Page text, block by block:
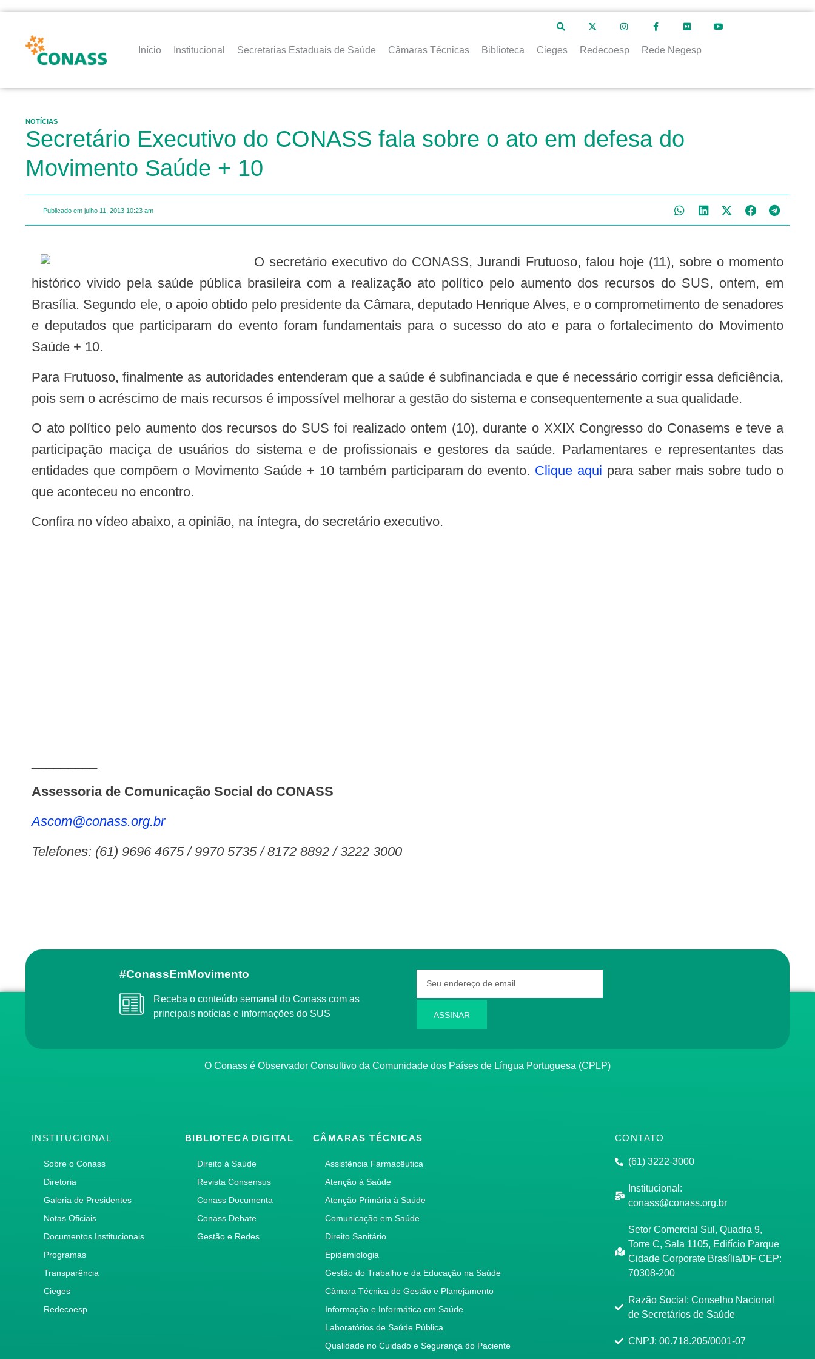
Início Institucional Secretarias Estaduais de Saúde Câmaras Técnicas Biblioteca Cieges Redecoesp Rede Negesp
NOTÍCIAS
Secretário Executivo do CONASS fala sobre o ato em defesa do
Movimento Saúde + 10
Publicado em julho 11, 2013 10:23 am
O secretário executivo do CONASS, Jurandi Frutuoso, falou hoje (11), sobre o momento
histórico vivido pela saúde pública brasileira com a realização ato político pelo aumento dos recursos do SUS, ontem, em
Brasília. Segundo ele, o apoio obtido pelo presidente da Câmara, deputado Henrique Alves, e o comprometimento de senadores
e deputados que participaram do evento foram fundamentais para o sucesso do ato e para o fortalecimento do Movimento
Saúde + 10.
Para Frutuoso, finalmente as autoridades entenderam que a saúde é subfinanciada e que é necessário corrigir essa deficiência,
pois sem o acréscimo de mais recursos é impossível melhorar a gestão do sistema e consequentemente a sua qualidade.
O ato político pelo aumento dos recursos do SUS foi realizado ontem (10), durante o XXIX Congresso do Conasems e teve a
participação maciça de usuários do sistema e de profissionais e gestores da saúde. Parlamentares e representantes das
entidades que compõem o Movimento Saúde + 10 também participaram do evento. Clique aqui para saber mais sobre tudo o
que aconteceu no encontro.
Confira no vídeo abaixo, a opinião, na íntegra, do secretário executivo.
Assessoria de Comunicação Social do CONASS
ascom@conass.org.br
Telefones: (61) 9696 4675 / 9970 5735 / 8172 8892 / 3222 3000
#ConassEmMovimento
Receba o conteúdo semanal do Conass com as
principais notícias e informações do SUS
ASSINAR
O Conass é Observador Consultivo da Comunidade dos Países de Língua Portuguesa (CPLP)
INSTITUCIONAL
Sobre o Conass
Diretoria
Galeria de Presidentes
Notas Oficiais
Documentos Institucionais
Programas
Transparência
Cieges
Redecoesp
BIBLIOTECA DIGITAL
Direito à Saúde
Revista Consensus
Conass Documenta
Conass Debate
Gestão e Redes
CÂMARAS TÉCNICAS
Assistência Farmacêutica
Atenção à Saúde
Atenção Primária à Saúde
Comunicação em Saúde
Direito Sanitário
Epidemiologia
Gestão do Trabalho e da Educação na Saúde
Câmara Técnica de Gestão e Planejamento
Informação e Informática em Saúde
Laboratórios de Saúde Pública
Qualidade no Cuidado e Segurança do Paciente
CONTATO
(61) 3222-3000
Institucional:
conass@conass.org.br
Setor Comercial Sul, Quadra 9,
Torre C, Sala 1105, Edifício Parque
Cidade Corporate Brasília/DF CEP:
70308-200
Razão Social: Conselho Nacional
de Secretários de Saúde
CNPJ: 00.718.205/0001-07